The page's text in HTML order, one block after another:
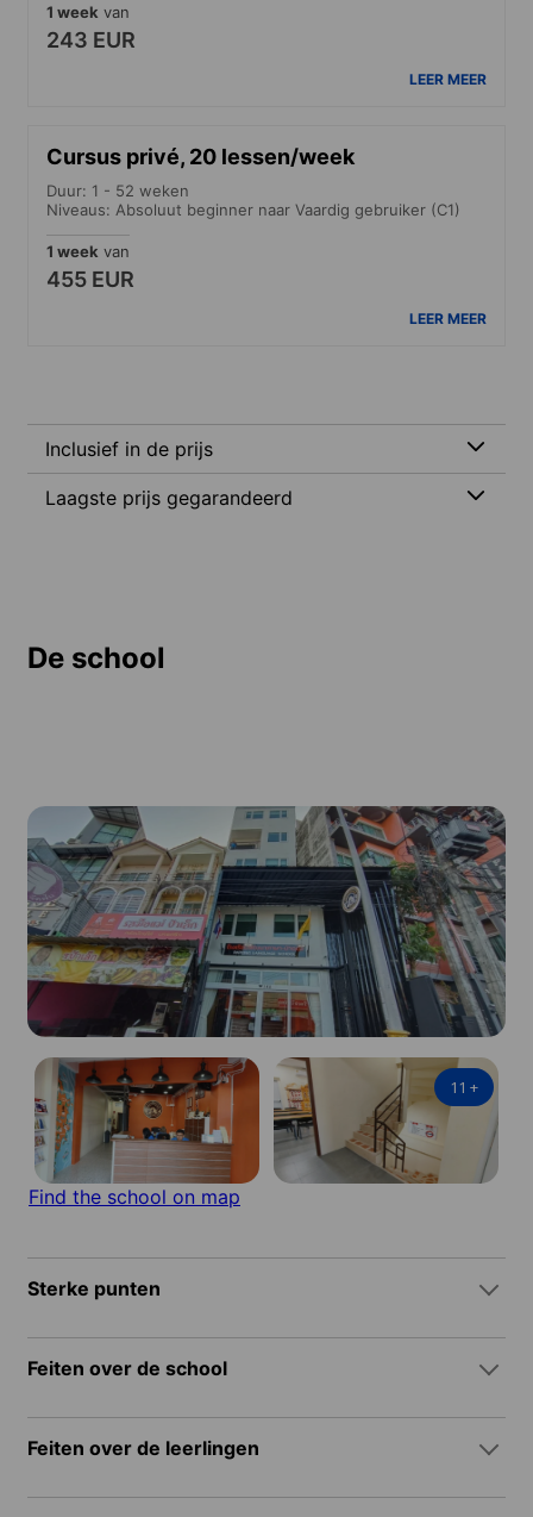
1 week van
243 EUR
LEER MEER
Cursus privé, 20 lessen/week
Duur: 1 - 52 weken
Niveaus: Absoluut beginner naar Vaardig gebruiker (C1)
1 week van
455 EUR
LEER MEER
Inclusief in de prijs
Laagste prijs gegarandeerd
De school
11 +
Find the school on map
Sterke punten
Feiten over de school
Feiten over de leerlingen